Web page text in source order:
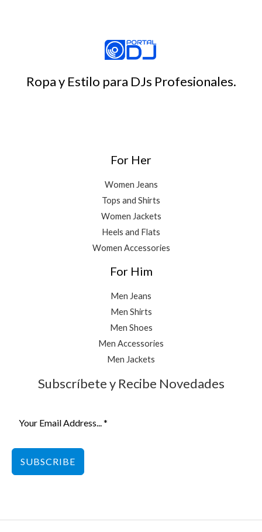
Ropa y Estilo para DJs Profesionales.
For Her
Women Jeans
Tops and Shirts
Women Jackets
Heels and Flats
Women Accessories
For Him
Men Jeans
Men Shirts
Men Shoes
Men Accessories
Men Jackets
Subscríbete y Recibe Novedades
SUBSCRIBE